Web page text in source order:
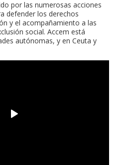
por las numerosas acciones
defender los derechos
y el acompañamiento a las
social. Accem está
autónomas, y en Ceuta y